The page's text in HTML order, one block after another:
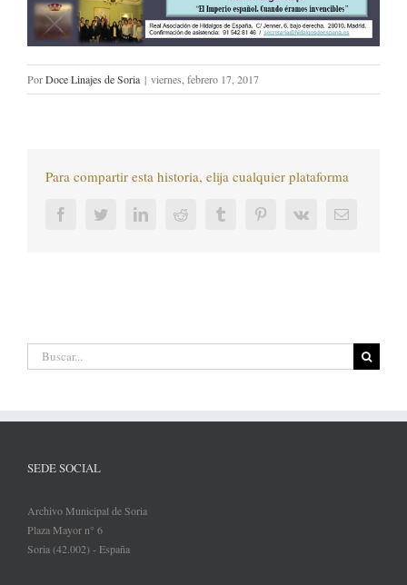
PorDoce Linajes de Soria | viernes, febrero 17, 2017
Para compartir esta historia, elija cualquier plataforma
FacebookTwitterLinkedInReddit Tumblr PinterestVk
Correo
Buscar:
SEDE SOCIAL
Archivo Municipal de Soria
Plaza Mayor n° 6
Soria (42.002) - España